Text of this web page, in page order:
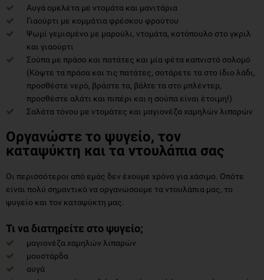
Αυγά ομελέτα με ντομάτα και μανιτάρια
Γιαούρτι με κομμάτια φρέσκου φρούτου
Ψωμί γεμισμένο με μαρούλι, ντομάτα, κοτόπουλο στο γκριλ
και γιαούρτι
Σούπα με πράσο και πατάτες και μία φέτα καπνιστό σολομό
(Κόψτε τα πράσα και τις πατάτες, σοτάρετε τα στο ίδιο λάδι,
προσθέστε νερό, βράστε τα, βάλτε τα στο μπλέντερ,
προσθέστε αλάτι και πιπέρι και η σούπα είναι έτοιμη!)
Σαλάτα τόνου με ντομάτες και μαγιονέζα χαμηλών λιπαρών
Οργανώστε το ψυγείο, τον
καταψύκτη και τα ντουλάπια σας
Οι περισσότεροι από εμάς δεν έχουμε χρόνο για χάσιμο. Οπότε
είναι πολύ σημαντικό να οργανώσουμε τα ντουλάπια μας, το
ψυγείο και τον καταψύκτη μας.
Τι να διατηρείτε στο ψυγείο;
μαγιονέζα χαμηλών λιπαρών
μουστάρδα
αυγά